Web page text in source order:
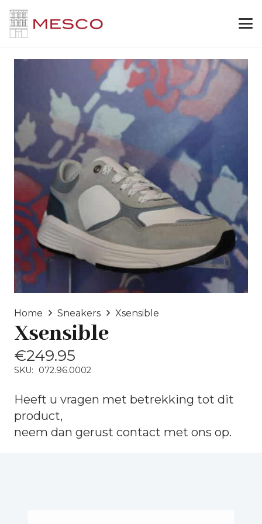
Home Sneakers Xsensible
Xsensible
€249.95
SKU: 072.96.0002
Heeft u vragen met betrekking tot dit
product,
neem dan gerust contact met ons op.